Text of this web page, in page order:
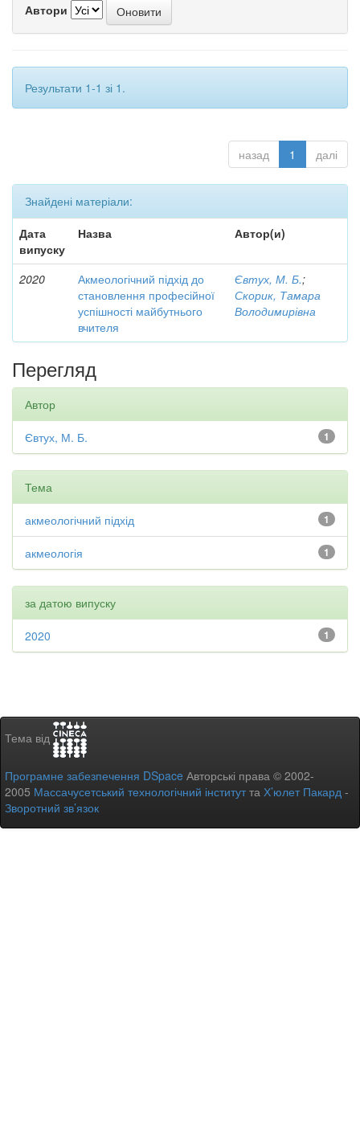
Автори
Результати 1-1 зі 1.
назад 1 далі
Знайдені матеріали:
Дата
випуску
Назва Автор(и)
2020
Акмеологічний підхід до
становлення професійної
успішності майбутнього
вчителя
Євтух, М. Б.;
Скорик, Тамара
Володимирівна
Перегляд
Автор
1
Євтух, М. Б.
Тема
1
акмеологічний підхід
1
акмеологія
за датою випуску
1
2020
Тема від
Програмне забезпечення DSpace Авторські права © 2002-
2005 Массачусетський технологічний інститутта Х’юлет Пакард -
Зворотний зв’язок